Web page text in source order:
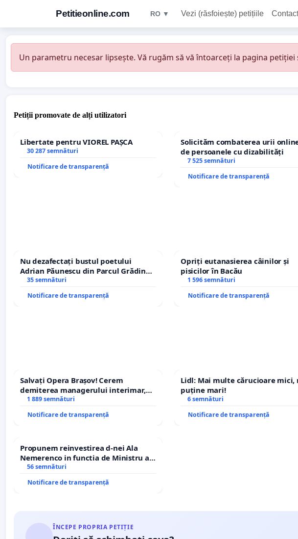
Petitieonline.com RO ▼ Vezi (răsfoiește) petițiile Contact
Un parametru necesar lipsește. Vă rugăm să vă întoarceți la pagina petiției
Petiții promovate de alți utilizatori
Libertate pentru VIOREL PAȘCA
30 287 semnături
Notificare de transparență
Solicităm combaterea urii
de persoanele cu dizabilități
7 525 semnături
Notificare de transparență
Nu dezafectați bustul poetului
Adrian Păunescu din Parcul Grădina
Icoanei! Stop cenzurii culturale!
35 semnături
Notificare de transparență
Opriți eutanasierea câinilor și
pisicilor în Bacău
1 596 semnături
Notificare de transparență
Salvați Opera Brașov! Cerem
demiterea managerului interimar,
Petrean Lucian-Marius!
1 889 semnături
Notificare de transparență
Lidl: Mai multe cărucioare mici,
puține mari!
6 semnături
Notificare de transparență
Propunem reinvestirea d-nei Ala
Nemerenco in functia de Ministru al
Sanatatii
56 semnături
Notificare de transparență
ÎNCEPE PROPRIA PETIȚIE